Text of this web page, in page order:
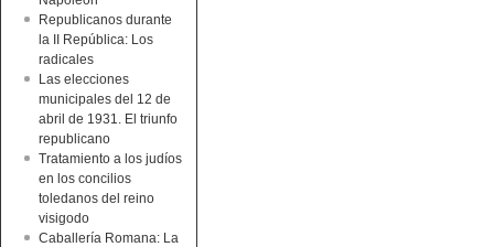
Republicanos durante
la II República: Los
radicales
Las elecciones
municipales del 12 de
abril de 1931. El triunfo
republicano
Tratamiento a los judíos
en los concilios
toledanos del reino
visigodo
Caballería Romana: La